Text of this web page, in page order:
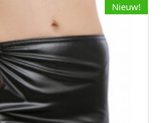
Nieuw!